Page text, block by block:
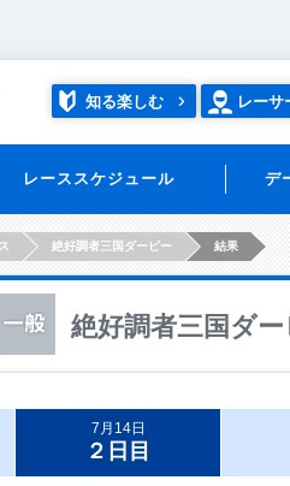
知る楽しむ レーサ
レーススケジュール デ
絶好調者三国ダービー 結果
絶好調者三国ダ
7月14日
２日目